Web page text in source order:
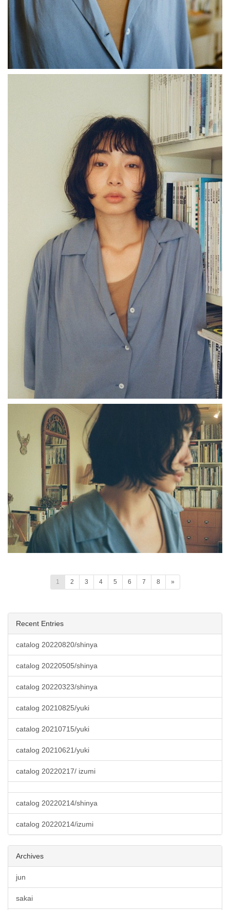
1 2 3 4 5 6 7 8 »
Recent Entries
catalog 20220820/shinya
catalog 20220505/shinya
catalog 20220323/shinya
catalog 20210825/yuki
catalog 20210715/yuki
catalog 20210621/yuki
catalog 20220217/ izumi
catalog 20220214/shinya
catalog 20220214/izumi
Archives
jun
sakai